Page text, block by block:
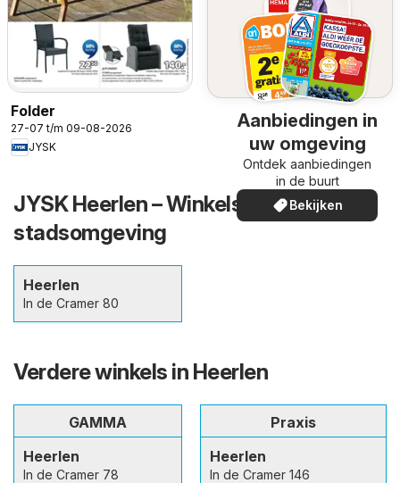
Folder
27-07 t/m 09-08-2026
JYSK
Aanbiedingen in
uw omgeving
Ontdek aanbiedingen
in de buurt
Bekijken
JYSK Heerlen – Winkels in en de
stadsomgeving
Heerlen
In de Cramer 80
Verdere winkels in Heerlen
GAMMA
Heerlen
In de Cramer 78
Praxis
Heerlen
In de Cramer 146